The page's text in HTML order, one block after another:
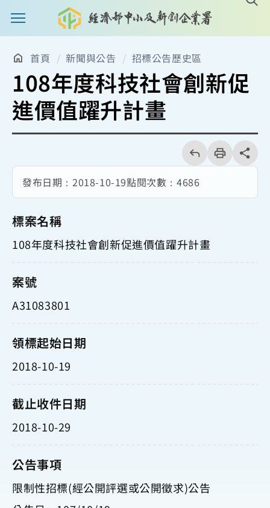
主選單案扭
首頁 新聞與公告 招標公告歷史區
108年度科技社會創新促
進價值躍升計畫
回
上
一
頁
列
印
share分享
發布日期： 2018-10-19點閱次數： 4686
標案名稱
108年度科技社會創新促進價值躍升計畫
案號
A31083801
領標起始日期
2018-10-19
截止收件日期
2018-10-29
公告事項
限制性招標(經公開評選或公開徵求)公告